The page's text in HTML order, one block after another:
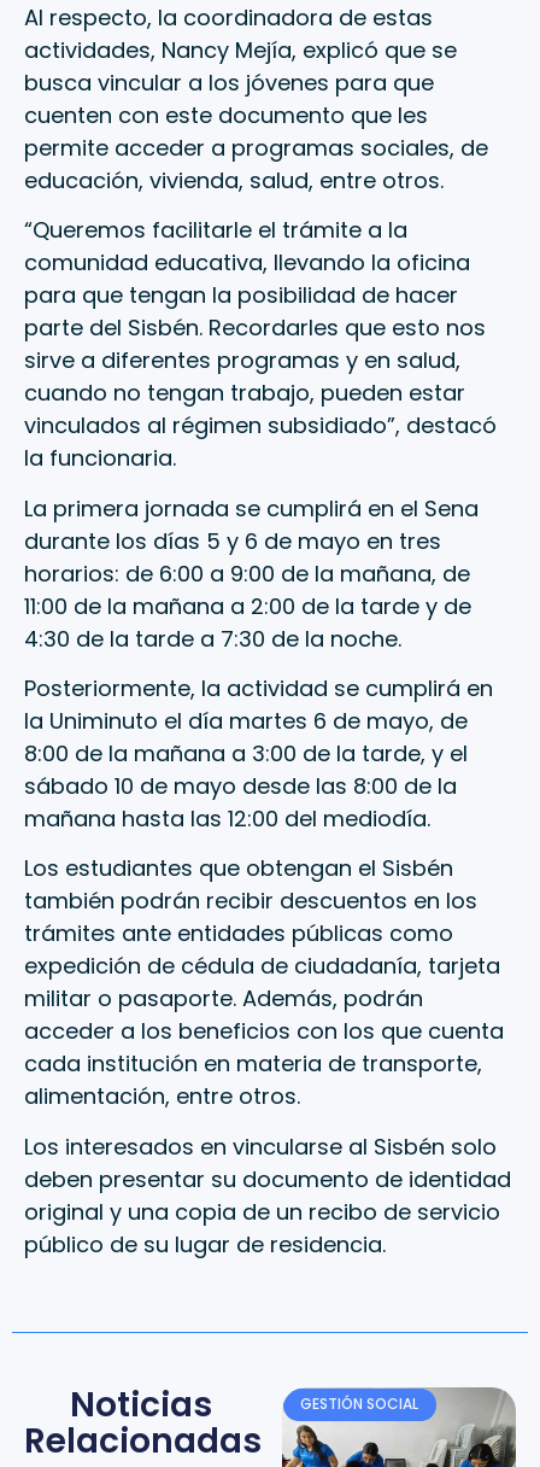
Al respecto, la coordinadora de estas
actividades, Nancy Mejía, explicó que se
busca vincular a los jóvenes para que
cuenten con este documento que les
permite acceder a programas sociales, de
educación, vivienda, salud, entre otros.
“Queremos facilitarle el trámite a la
comunidad educativa, llevando la oficina
para que tengan la posibilidad de hacer
parte del Sisbén. Recordarles que esto nos
sirve a diferentes programas y en salud,
cuando no tengan trabajo, pueden estar
vinculados al régimen subsidiado”, destacó
la funcionaria.
La primera jornada se cumplirá en el Sena
durante los días 5 y 6 de mayo en tres
horarios: de 6:00 a 9:00 de la mañana, de
11:00 de la mañana a 2:00 de la tarde y de
4:30 de la tarde a 7:30 de la noche.
Posteriormente, la actividad se cumplirá en
la Uniminuto el día martes 6 de mayo, de
8:00 de la mañana a 3:00 de la tarde, y el
sábado 10 de mayo desde las 8:00 de la
mañana hasta las 12:00 del mediodía.
Los estudiantes que obtengan el Sisbén
también podrán recibir descuentos en los
trámites ante entidades públicas como
expedición de cédula de ciudadanía, tarjeta
militar o pasaporte. Además, podrán
acceder a los beneficios con los que cuenta
cada institución en materia de transporte,
alimentación, entre otros.
Los interesados en vincularse al Sisbén solo
deben presentar su documento de identidad
original y una copia de un recibo de servicio
público de su lugar de residencia.
Noticias
Relacionadas
GESTIÓN SOCIAL